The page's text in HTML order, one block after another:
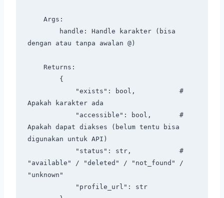
dengan atau tanpa awalan @)
Apakah karakter ada
Apakah dapat diakses (belum tentu bisa
digunakan untuk API)
"available" / "deleted" / "not_found" /
"unknown"